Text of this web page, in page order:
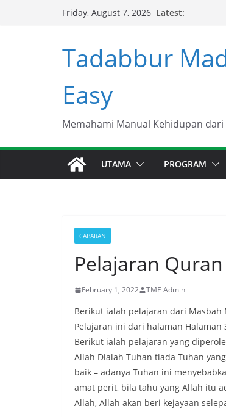
Friday, August 7, 2026 Latest:
Tadabbur
Easy
Memahami Manual Kehidupan dari
UTAMA PROGRAM
CABARAN
Pelajaran
February 1, 2022 TME Admin
Berikut ialah pelajaran dari Masbah
Pelajaran ini dari halaman Halaman
Berikut ialah pelajaran yang
Allah Dialah Tuhan tiada Tuhan
baik – adanya Tuhan ini
amat perit, bila tahu yang Allah itu
Allah, Allah akan beri kejayaan